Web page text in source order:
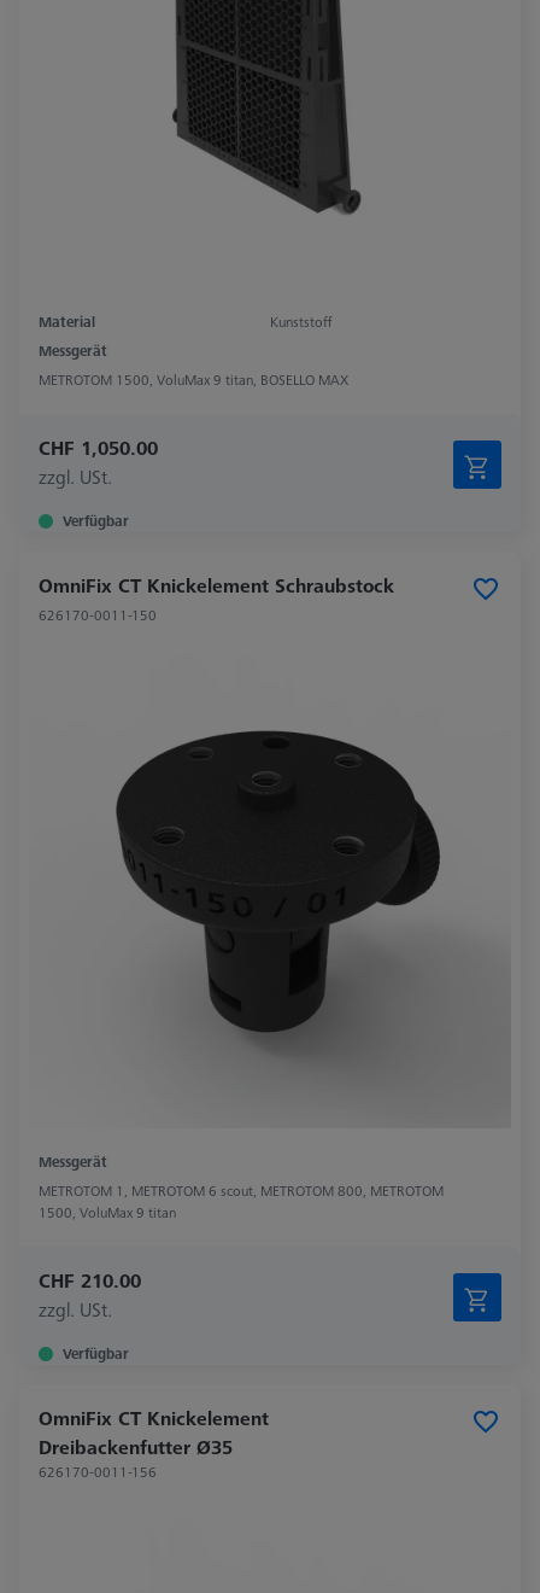
Material
Kunststoff
Messgerät
METROTOM 1500, VoluMax 9 titan, BOSELLO MAX
CHF 1,050.00
zzgl. USt.
Verfügbar
OmniFix CT Knickelement Schraubstock
626170-0011-150
Messgerät
METROTOM 1, METROTOM 6 scout, METROTOM 800, METROTOM
1500, VoluMax 9 titan
CHF 210.00
zzgl. USt.
Verfügbar
OmniFix CT Knickelement
Dreibackenfutter Ø35
626170-0011-156